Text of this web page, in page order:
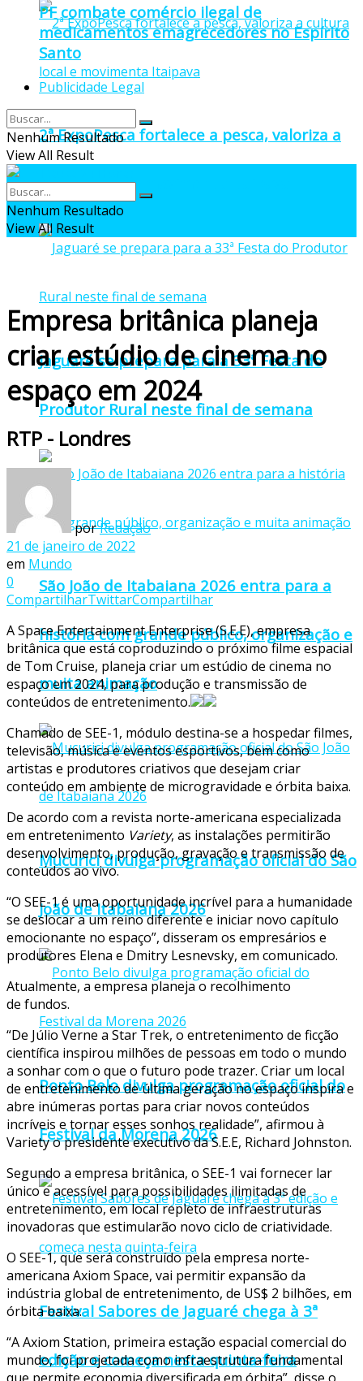
2ª ExpoPesca fortalece a pesca, valoriza a
cultura local e movimenta Itaipava
Jaguaré se prepara para a 33ª Festa do
Produtor Rural neste final de semana
São João de Itabaiana 2026 entra para a
história com grande público, organização e
muita animação
Mucurici divulga programação oficial do São
João de Itabaiana 2026
Ponto Belo divulga programação oficial do
Festival da Morena 2026
Festival Sabores de Jaguaré chega à 3ª
edição e começa nesta quinta-feira
PF combate comércio ilegal de
medicamentos emagrecedores no Espírito
Santo
Publicidade Legal
Nenhum Resultado
View All Result
Nenhum Resultado
View All Result
Empresa britânica planeja
criar estúdio de cinema no
espaço em 2024
RTP - Londres
porRedação
21 de janeiro de 2022
em Mundo
0
CompartilharTwittarCompartilhar
A Space Entertainment Enterprise (S.E.E), empresa
britânica que está coproduzindo o próximo filme espacial
de Tom Cruise, planeja criar um estúdio de cinema no
espaço em 2024, para produção e transmissão de
conteúdos de entretenimento.
Chamado de SEE-1, módulo destina-se a hospedar filmes,
televisão, música e eventos esportivos, bem como
artistas e produtores criativos que desejam criar
conteúdo em ambiente de microgravidade e órbita baixa.
De acordo com a revista norte-americana especializada
em entretenimento Variety, as instalações permitirão
desenvolvimento, produção, gravação e transmissão de
conteúdos ao vivo.
“O SEE-1 é uma oportunidade incrível para a humanidade
se deslocar a um reino diferente e iniciar novo capítulo
emocionante no espaço”, disseram os empresários e
produtores Elena e Dmitry Lesnevsky, em comunicado.
Atualmente, a empresa planeja o recolhimento
de fundos.
“De Júlio Verne a Star Trek, o entretenimento de ficção
científica inspirou milhões de pessoas em todo o mundo
a sonhar com o que o futuro pode trazer. Criar um local
de entretenimento de última geração no espaço inspira e
abre inúmeras portas para criar novos conteúdos
incríveis e tornar esses sonhos realidade”, afirmou à
Variety o presidente executivo da S.E.E, Richard Johnston.
Segundo a empresa britânica, o SEE-1 vai fornecer lar
único e acessível para possibilidades ilimitadas de
entretenimento, em local repleto de infraestruturas
inovadoras que estimularão novo ciclo de criatividade.
O SEE-1, que será construído pela empresa norte-
americana Axiom Space, vai permitir expansão da
indústria global de entretenimento, de US$ 2 bilhões, em
órbita baixa.
“A Axiom Station, primeira estação espacial comercial do
mundo, foi projetada como infraestrutura fundamental